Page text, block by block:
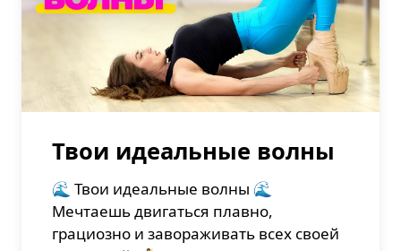
Твои идеальные волны
🌊 Твои идеальные волны 🌊
Мечтаешь двигаться плавно,
грациозно и завораживать всех своей